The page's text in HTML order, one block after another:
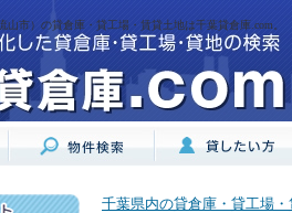
山市）の貸倉庫・貸工場・賃貸土地は千葉貸倉庫.com。
千葉県内の貸倉庫・貸工場